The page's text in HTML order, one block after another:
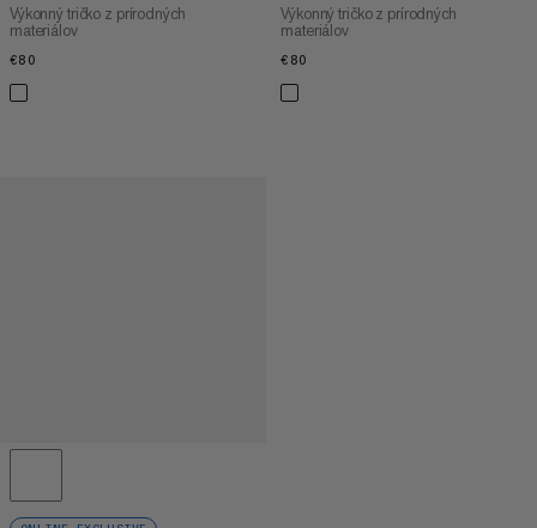
Výkonný tričko z prírodných
materiálov
€80
Výkonný tričko z prírodných
materiálov
€80